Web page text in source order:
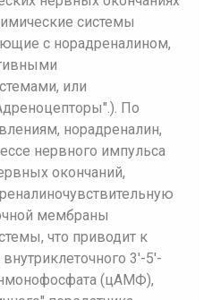
системы
с норадреналином,
или
По
норадреналин,
нервного импульса
окончаний,
мембраны
что приводит к
3'-5'-
(цАМФ),